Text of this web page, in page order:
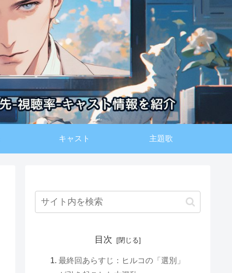
キャスト 主題歌
目次
最終回あらすじ：ヒルコの「選別」